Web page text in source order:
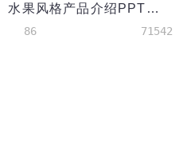
水果风格产品介绍PPT模板
86 71542